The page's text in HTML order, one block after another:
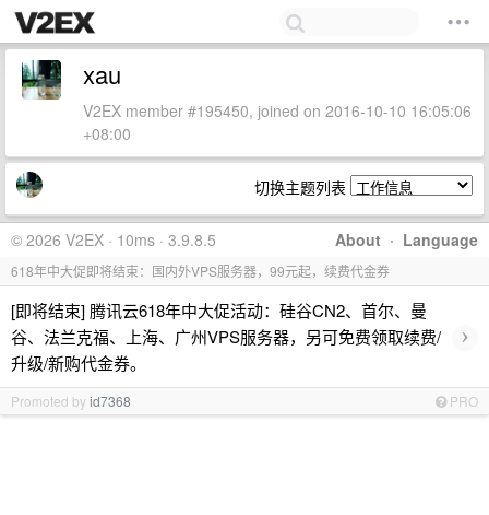
xau
V2EX member #195450, joined on 2016-10-10 16:05:06
+08:00
切换主题列表
About · Language
© 2026 V2EX · 10ms · 3.9.8.5
618年中大促即将结束：国内外VPS服务器，99元起，续费代金券
[即将结束] 腾讯云618年中大促活动：硅谷CN2、首尔、曼
谷、法兰克福、上海、广州VPS服务器，另可免费领取续费/
升级/新购代金券。
›
Promoted byid7368 PRO